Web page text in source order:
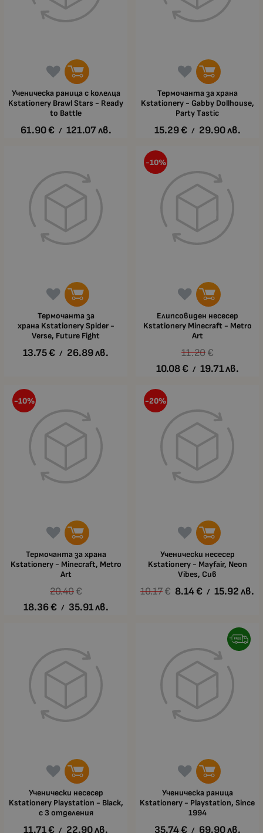
Ученическа раница с колелца
Kstationery Brawl Stars - Ready
to Battle
61.90€ / 121.07лв.
Термочанта за храна
Kstationery - Gabby Dollhouse,
Party Тastic
15.29€ / 29.90лв.
Термочанта за
храна Kstationery Spider -
Verse, Future Fight
13.75€ / 26.89лв.
Елипсовиден несесер
Kstationery Minecraft - Metro
Art
11.20 €
10.08€ / 19.71лв.
-10%
Термочанта за храна
Kstationery - Minecraft, Metro
Art
20.40 €
18.36€ / 35.91лв.
-10%
Ученически несесер
Kstationery - Mayfair, Neon
Vibes, Сив
10.17€ 8.14€ / 15.92лв.
-20%
Ученически несесер
Kstationery Playstation - Black,
с 3 отделения
11.71€ / 22.90лв.
Ученическа раница
Kstationery - Playstation, Since
1994
35.74€ / 69.90лв.